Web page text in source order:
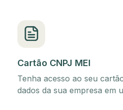
Cartão CNPJ MEI
Tenha acesso ao seu
dados da sua empresa em